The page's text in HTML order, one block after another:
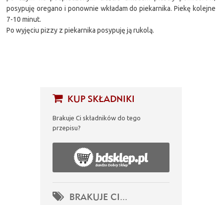
KUP SKŁADNIKI
Brakuje Ci składników do tego
przepisu?
BRAKUJE CI...
posypuję oregano i ponownie wkładam do piekarnika. Piekę kolejne
7-10 minut.
Po wyjęciu pizzy z piekarnika posypuję ją rukolą.